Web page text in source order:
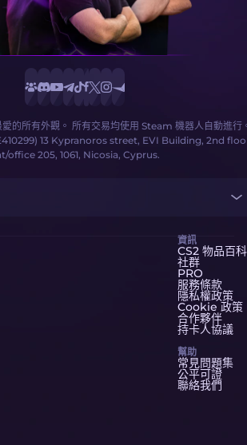
的所有外觀。 所有交易均使用 Steam 機器人自動進行
13 Kypranoros street, EVI Building, 2nd
office 205, 1061, Nicosia, Cyprus.
資訊
CS2 物品百科
社群
PRO
服務條款
隱私權政策
Cookie 政策
合作夥伴
持卡人協議
幫助
常見問題集
公平可證
聯絡我們